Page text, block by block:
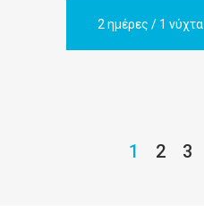
2 ημέρες / 1 νύχτα
1 2 3